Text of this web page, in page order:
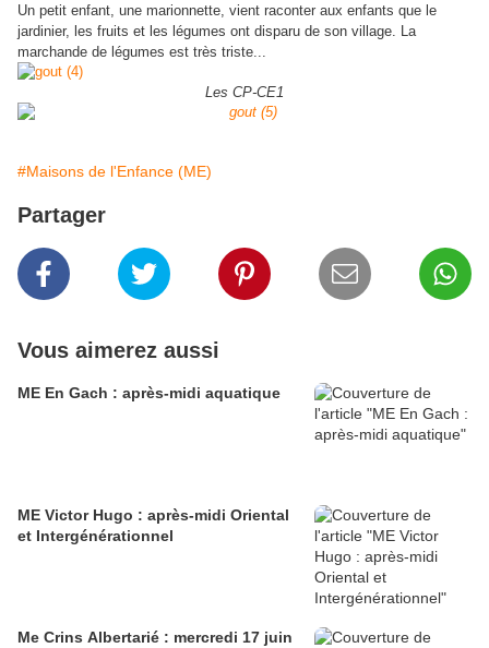
Un petit enfant, une marionnette, vient raconter aux enfants que le
jardinier, les fruits et les légumes ont disparu de son village. La
marchande de légumes est très triste...
Les CP-CE1
#Maisons de l'Enfance (ME)
Partager
Vous aimerez aussi
ME En Gach : après-midi aquatique
ME Victor Hugo : après-midi Oriental
et Intergénérationnel
Me Crins Albertarié : mercredi 17 juin